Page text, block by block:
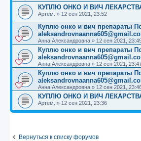
КУПЛЮ ОНКО И ВИЧ ЛЕКАРСТВА
Артем. » 12 сен 2021, 23:52
Куплю онко и вич препараты
Анна Александровна » 12 сен 2021,
Куплю онко и вич препараты
Анна Александровна » 12 сен 2021,
Куплю онко и вич препараты
Анна Александровна » 12 сен 2021,
КУПЛЮ ОНКО И ВИЧ ЛЕКАРСТВА
Артем. » 12 сен 2021, 23:36
Вернуться к списку форумов